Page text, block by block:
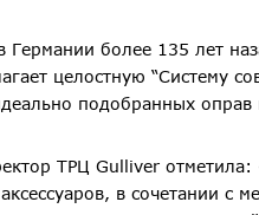
более 135 лет
целостную “Систему
подобранных оправ
ТРЦ Gulliver
в сочетании с